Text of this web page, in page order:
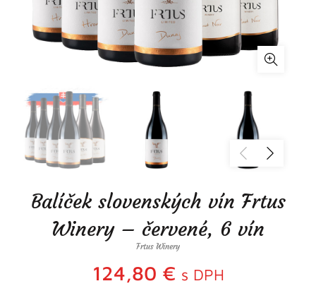
Balíček slovenských vín Frtus
Winery – červené, 6 vín
Frtus Winery
124,80 € s DPH